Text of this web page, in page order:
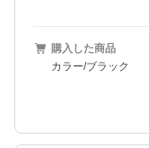
購入した商品
カラー/ブラック